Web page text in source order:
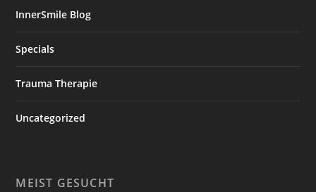
InnerSmile Blog
Specials
Trauma Therapie
Uncategorized
MEIST GESUCHT